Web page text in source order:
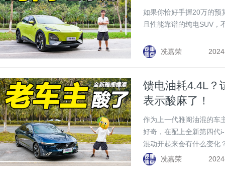
如果你恰好手握20万的预
且性能靠谱的纯电SUV，
冼嘉荣
馈电油耗4.4L？
表示酸麻了！
作为上一代雅阁油混的车
好奇，在配上全新第四代
混动开起来会有什么变化
吧！
冼嘉荣